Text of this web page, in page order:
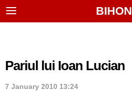
BIHON
Pariul lui Ioan Lucian
7 January 2010 13:24